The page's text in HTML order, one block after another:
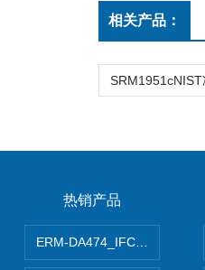
相关产品：
热销产品
ERM-DA474_IFCCC反应蛋